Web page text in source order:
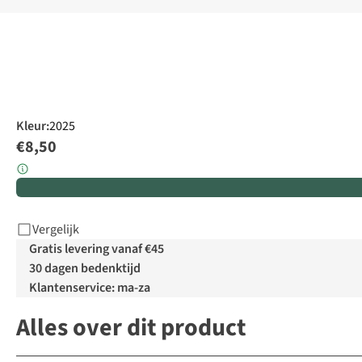
Kleur:2025
€8,50
Vergelijk
Gratis levering vanaf €45
30 dagen bedenktijd
Klantenservice: ma-za
Alles over dit product